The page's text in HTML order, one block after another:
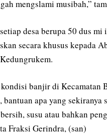
mengslami musibah,”
desa berupa 50 dus mi
secara khusus kepada
banjir di Kecamatan
apa yang sekiranya
susu atau bahkan
Fraksi Gerindra, (san)